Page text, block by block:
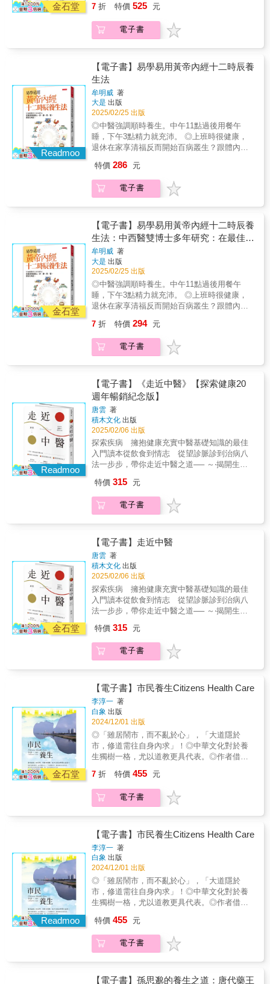
至、小寒、大寒 春夏秋冬，365天每日一則中醫
【本書特色】 從中醫基本原理出發，到穴位按
摩、季節藥膳、運動和瑜伽伸展… 本書以漢方
概念，提供全年的日常保健，打造健全的肝心
適、偏頭痛與過敏等惱人問題， 並給出藥食同
源的食療解方，傳統融合現代，自在掌握樂活
祕訣。 通暢氣血，強健五臟功能，提高身體免
疫力。 每天細微的調養改變，實現不生病健康
複利！
金石堂
《內經》之精華，通經典之妙要，神而明知，
讓經典不再令人望之興嘆。
7 折 特價 525 元
電子書
Readmoo
【電子書】易學易用黃帝內經十二時辰養
生法
牟明威 著
大是 出版
2025/02/25 出版
◎中醫強調順時養生。中午11點過後用餐午
睡，下午3點精力就充沛。 ◎上班時很健康，
退休在家享清福反而開始百病叢生？跟體內生
率最高，氣喘常在夜間加重，都是因身體的時
間節律。 ◎不吃早餐就能減肥，是迷思。早
上7點到9點，若不吸收好能量，會加速衰
藏」， 是養生的基礎，也是所謂的生物時鐘
現象。 作者牟明威，是中西醫雙博士、北京中
醫藥大學東直門醫院骨科主任， 他在門診時，
經常看到一些人天天辛苦上班卻鮮少生病， 等
到想短暫休息暫辭工作，或決定退休享清福
時，就開始全身不舒服， 這與他們體內生物時
鐘的突然改變，有一定關聯性。 本書便是他
以中西醫知識為本，結合《黃帝內經》的養生
理念， 並以生物時鐘為概念出發，將一天十二
個時辰裡， 體內氣血運行、經絡循行，以及臟
為讀者提供簡單易行的養生方法。 ◎不傷肝的
生活方式，從睡眠開始 《黃帝內經》：
「臥則血歸於肝。」 因此養肝第一點，晚
著。 萬一當天有事非熬夜不可？踩按腳掌
上的太衝穴、行間穴，也能養肝。 隔天記得
補午睡。午睡如吃補，補肝也養心。 容易胸
悶、頻繁掉髮，都是肝氣失調的症狀。怎麼
解？哪個時辰做效果最好？ ◎晨起排便，排
毒兼美肌 《黃帝內經》說，大腸是「傳導
之官」：負責把髒東西排出體外， 盡可能
在起床後（早上5點到7點之間）排便。 老長痘
熱粥、豆漿、芝麻糊， 能解決面容憔悴和
便祕的問題。 ◎腎，一切生命活動的泉
源 《黃帝內經》：「腎者，精之處也。」
儲藏精氣的腎，決定你的壽命長短。 智力
也從腎產生，做事老出錯不是你變笨，而是腎
出問題。 養腎，要把握冬季。盡量早臥晚
起，避免無謂的能量消耗。 下午5點到7
點，正是準備下班的時間，收拾情緒、保持平
靜，對腎最好。 春夏秋冬的變化規律，是
一切生物生長的基本法則， 養生不能只依賴藥
膳，看時辰實踐養生，更有效， 北京中西醫雙
博士多年研究，養肝、養肺、養心都有最佳時
段。
特價 286 元
電子書
金石堂
【電子書】易學易用黃帝內經十二時辰養
生法：中西醫雙博士多年研究：在最佳時
段養心、肝、脾、胃、腎，更省力有效。
牟明威 著
大是 出版
2025/02/25 出版
◎中醫強調順時養生。中午11點過後用餐午
睡，下午3點精力就充沛。 ◎上班時很健康，
退休在家享清福反而開始百病叢生？跟體內生
率最高，氣喘常在夜間加重，都是因身體的時
間節律。 ◎不吃早餐就能減肥，是迷思。早
上7點到9點，若不吸收好能量，會加速衰
藏」， 是養生的基礎，也是所謂的生物時鐘
現象。 作者牟明威，是中西醫雙博士、北京中
醫藥大學東直門醫院骨科主任， 他在門診時，
經常看到一些人天天辛苦上班卻鮮少生病， 等
到想短暫休息暫辭工作，或決定退休享清福
時，就開始全身不舒服， 這與他們體內生物時
鐘的突然改變，有一定關聯性。 本書便是他
以中西醫知識為本，結合《黃帝內經》的養生
理念， 並以生物時鐘為概念出發，將一天十二
個時辰裡， 體內氣血運行、經絡循行，以及臟
為讀者提供簡單易行的養生方法。 ◎不傷肝的
生活方式，從睡眠開始 《黃帝內經》：
「臥則血歸於肝。」 因此養肝第一點，晚
著。 萬一當天有事非熬夜不可？踩按腳掌
上的太衝穴、行間穴，也能養肝。 隔天記得
補午睡。午睡如吃補，補肝也養心。 容易胸
悶、頻繁掉髮，都是肝氣失調的症狀。怎麼
解？哪個時辰做效果最好？ ◎晨起排便，排
毒兼美肌 《黃帝內經》說，大腸是「傳導
之官」：負責把髒東西排出體外， 盡可能
痘，是因體內毒素過多，宜吃溫熱早餐，像是
熱粥、豆漿、芝麻糊， 能解決面容憔悴和
便祕的問題。 ◎腎，一切生命活動的泉
也從腎產生，做事老出錯不是你變笨，而是腎
出問題。 養腎，要把握冬季。盡量早臥晚
起，避免無謂的能量消耗。 下午5點到7
點，正是準備下班的時間，收拾情緒、保持平
靜，對腎最好。 春夏秋冬的變化規律，是
一切生物生長的基本法則， 養生不能只依賴藥
膳，看時辰實踐養生，更有效， 北京中西醫雙
博士多年研究，養肝、養肺、養心都有最佳時
段。
7 折 特價 294 元
電子書
Readmoo
【電子書】《走近中醫》【探索健康20
週年暢銷紀念版】
唐雲 著
積木文化 出版
2025/02/06 出版
探索疾病 擁抱健康充實中醫基礎知識的最佳
入門讀本從飲食到情志 從望診脈診到治病八
法一步步，帶你走近中醫之道── ～‧揭開生命
良方‧～ 「不管疾病如何變化，始終逃不出
兩類，一是邪氣盛，二是正氣虛，所以治療方
法雖多，實際上也逃不出兩法，一是扶正，二
診所 院長 張景堯／同仁堂中醫診所 院長
「重病、急病要找西醫，調養身體才找中
醫」、「中醫的療效總是很慢」、「中醫不合
乎科學，能治好病是歪打正著」……中醫傳承
數千年，但仍然有很多人對中醫抱持懷疑的態
度，得病時直接求助於中醫的人也很少，中醫
往往只是「西醫無法治療時的無奈選擇」。中
間究竟出了什麼問題，值得我們深思。本書正
是從這個角度出發，藉由平易近人的文字、明
領略中醫最真實的一面。 本書是作者從醫
十餘年的體會和醫道至理，從中醫基礎理論出
發，再到診斷及用藥，指出「整體—平衡」的
核心理論，讓讀者了解中醫對生命和疾病其實
有深入的認識。洞悉臟腑的奧祕、發現疾病的
本質、探究治病的方法、糾正日常生活中的錯
誤看法，如此才能探索疾病、擁抱健康。
有別於市面上同類書籍教科書般的艱澀難懂，
即便您對中醫全然陌生，翻閱本書，必然會發
現完整認識中醫的路徑，正確理解中醫真實的
一面，進而更加關注自身的健康程度；至於已
具中醫背景的愛好者或專業人員，則能透過本
書拓寬思路，作為交流學習的參考讀物。【本
書特色】 筆法細膩，解釋周全，文字淺白，舉
例生動。中醫不再艱澀難懂。 有助於初學者完
對自身健康程度可以有更深入的認識。 是中醫
基礎思想與理論的最佳入門書。走近中醫，走
近我們的身體── 傳統醫學根源之一是豐富
多樣的文獻，而其中更需要有白話解讀的基礎
概論書，唐雲《走近中醫》是相當重要之參考
著作。──陳麒方（台灣中醫臨床醫學會 理事
長） 到底什麼是中醫？中醫看病治病的依
據何在？中醫理論的科學性何在？只有真正弄
清楚了這些問題，我們才能辨別中醫的真偽，
自己的生命和健康交付到中醫的手中，而只有
這樣中醫才能真正得到發展和進步。──唐雲
（作者）【精彩內容摘要】 從「整體─平
衡」理論到「五行」 所謂「整體─平衡」，
特價 315 元
電子書
金石堂
【電子書】走近中醫
唐雲 著
積木文化 出版
2025/02/06 出版
探索疾病 擁抱健康充實中醫基礎知識的最佳
入門讀本從飲食到情志 從望診脈診到治病八
法一步步，帶你走近中醫之道── ～‧揭開生命
良方‧～ 「不管疾病如何變化，始終逃不出
兩類，一是邪氣盛，二是正氣虛，所以治療方
法雖多，實際上也逃不出兩法，一是扶正，二
診所 院長 張景堯／同仁堂中醫診所 院長
「重病、急病要找西醫，調養身體才找中
醫」、「中醫的療效總是很慢」、「中醫不合
乎科學，能治好病是歪打正著」……中醫傳承
數千年，但仍然有很多人對中醫抱持懷疑的態
度，得病時直接求助於中醫的人也很少，中醫
往往只是「西醫無法治療時的無奈選擇」。中
間究竟出了什麼問題，值得我們深思。本書正
是從這個角度出發，藉由平易近人的文字、明
領略中醫最真實的一面。 本書是作者從醫
十餘年的體會和醫道至理，從中醫基礎理論出
發，再到診斷及用藥，指出「整體—平衡」的
有深入的認識。洞悉臟腑的奧祕、發現疾病的
本質、探究治病的方法、糾正日常生活中的錯
誤看法，如此才能探索疾病、擁抱健康。
有別於市面上同類書籍教科書般的艱澀難懂，
即便您對中醫全然陌生，翻閱本書，必然會發
現完整認識中醫的路徑，正確理解中醫真實的
一面，進而更加關注自身的健康程度；至於已
書拓寬思路，作為交流學習的參考讀物。【本
書特色】 筆法細膩，解釋周全，文字淺白，舉
例生動。中醫不再艱澀難懂。 有助於初學者完
對自身健康程度可以有更深入的認識。 是中醫
特價 315 元
電子書
金石堂
【電子書】市民養生Citizens Health Care
李淳一 著
白象 出版
2024/12/01 出版
◎「雖居鬧市，而不亂於心」，「大道隱於
市，修道需往自身內求」！◎中華文化對於養
生獨樹一格，尤以道教更具代表。◎作者借助
身體，享受城市的文明。本書教你市民養生之
道，先介紹自古以來的道家養生經典，次介紹
延壽之方，以內丹學為基礎，推及修真圖與內
經，作為修練方法。最後並附養生小品、對死
亡的認識，讓你能善養吾身，年雖近百，形如
童子。道家自然主義的生死觀認為作為生命個
體不必為生而喜，為死而憂，但作為自然造化
的一員，個人還是應該積極參與到大化流行之
中，努力活夠自然所賦予給我們的生命時限。
要盡力「保身」、「全生」、「養親」、「盡
年」，以求成為「終其天年而不中道夭者」，
積極高揚個體生命價值，充分維護生命的尊
7 折 特價 455 元
電子書
Readmoo
【電子書】市民養生Citizens Health Care
李淳一 著
白象 出版
2024/12/01 出版
◎「雖居鬧市，而不亂於心」，「大道隱於
市，修道需往自身內求」！◎中華文化對於養
生獨樹一格，尤以道教更具代表。◎作者借助
身體，享受城市的文明。本書教你市民養生之
道，先介紹自古以來的道家養生經典，次介紹
延壽之方，以內丹學為基礎，推及修真圖與內
經，作為修練方法。最後並附養生小品、對死
特價 455 元
電子書
【電子書】孫思邈的養生之道：唐代藥王